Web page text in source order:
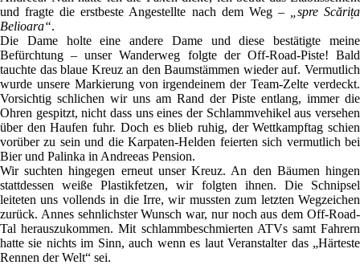
und fragte die erstbeste Angestellte nach dem Weg –
„spre Scărița
Belioara“.
Die Dame holte eine andere Dame und diese bestätigte meine
Befürchtung – unser Wanderweg folgte der Off-Road-Piste! Bald
tauchte das blaue Kreuz an den Baumstämmen wieder auf. Vermutlich
wurde unsere Markierung von irgendeinem der Team-Zelte verdeckt.
Vorsichtig schlichen wir uns am Rand der Piste entlang, immer die
Ohren gespitzt, nicht dass uns eines der Schlammvehikel aus versehen
über den Haufen fuhr. Doch es blieb ruhig, der Wettkampftag schien
vorüber zu sein und die Karpaten-Helden feierten sich vermutlich bei
Bier und Palinka in Andreeas Pension.
Wir suchten hingegen erneut unser Kreuz. An den Bäumen hingen
stattdessen weiße Plastikfetzen, wir folgten ihnen. Die Schnipsel
leiteten uns vollends in die Irre, wir mussten zum letzten Wegzeichen
zurück. Annes sehnlichster Wunsch war, nur noch aus dem Off-Road-
Tal herauszukommen. Mit schlammbeschmierten ATVs samt Fahrern
hatte sie nichts im Sinn, auch wenn es laut Veranstalter das „Härteste
Rennen der Welt“ sei.